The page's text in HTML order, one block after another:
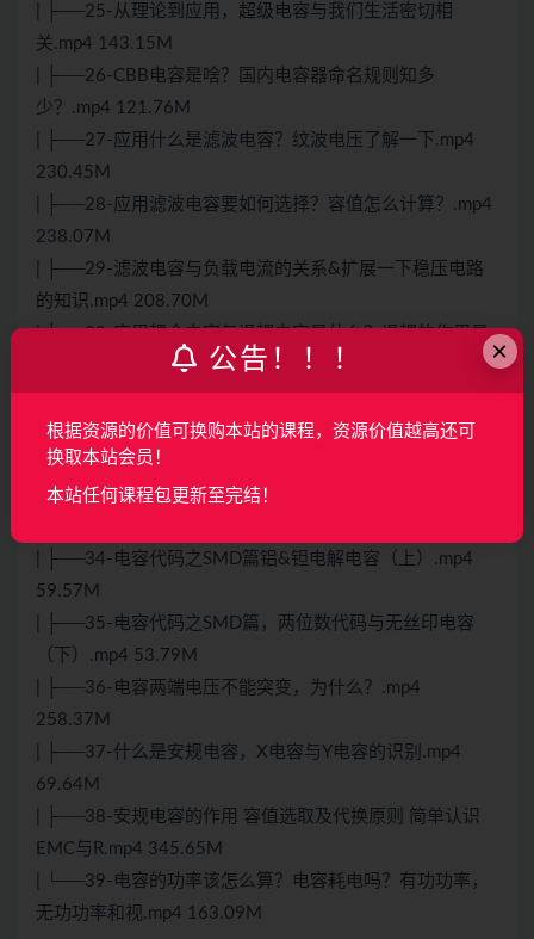
| ├──25-从理论到应用，超级电容与我们生活密切相
关.mp4 143.15M
| ├──26-CBB电容是啥？国内电容器命名规则知多
少？.mp4 121.76M
| ├──27-应用什么是滤波电容？纹波电压了解一下.mp4
230.45M
| ├──28-应用滤波电容要如何选择？容值怎么计算？.mp4
238.07M
| ├──29-滤波电容与负载电流的关系&扩展一下稳压电路
的知识.mp4 208.70M
| ├──30-应用耦合电容与退耦电容是什么？退耦的作用是
什么？.mp4 189.64M
| ├──31-退耦电容的选型，浅析寄生电感与高频信号的关
系.mp4 262.11M
| ├──32-什么是旁路电容？这才是正解！.mp4 246.70M
| ├──33-如何读取电容器的代码（聚酯薄膜&陶瓷）.mp4
| ├──34-电容代码之SMD篇铝&钽电解电容（上）.mp4
59.57M
| ├──35-电容代码之SMD篇，两位数代码与无丝印电容
（下）.mp4 53.79M
| ├──36-电容两端电压不能突变，为什么？.mp4
258.37M
| ├──37-什么是安规电容，X电容与Y电容的识别.mp4
69.64M
| ├──38-安规电容的作用 容值选取及代换原则 简单认识
EMC与R.mp4 345.65M
| └──39-电容的功率该怎么算？电容耗电吗？有功功率，
无功功率和视.mp4 163.09M
×
公告！！！
根据资源的价值可换购本站的课程，资源价值越高还可
换取本站会员！
本站任何课程包更新至完结！